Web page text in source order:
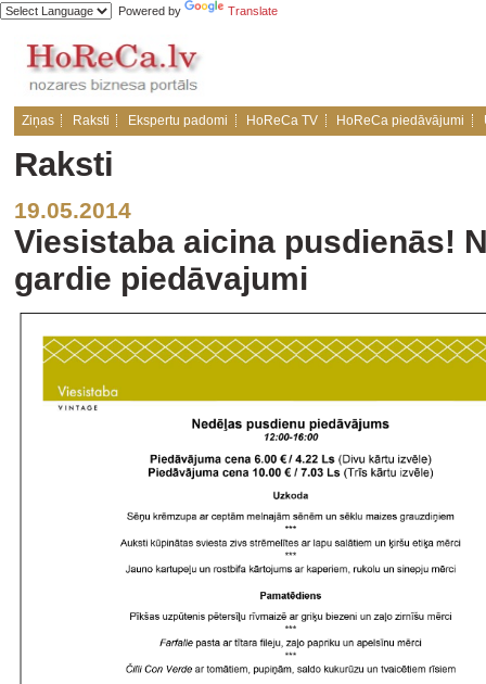
Powered by Translate
Ziņas Raksti Ekspertu padomi HoReCa TV HoReCa piedāvājumi
Raksti
19.05.2014
Viesistaba aicina pusdienās!
gardie piedāvajumi